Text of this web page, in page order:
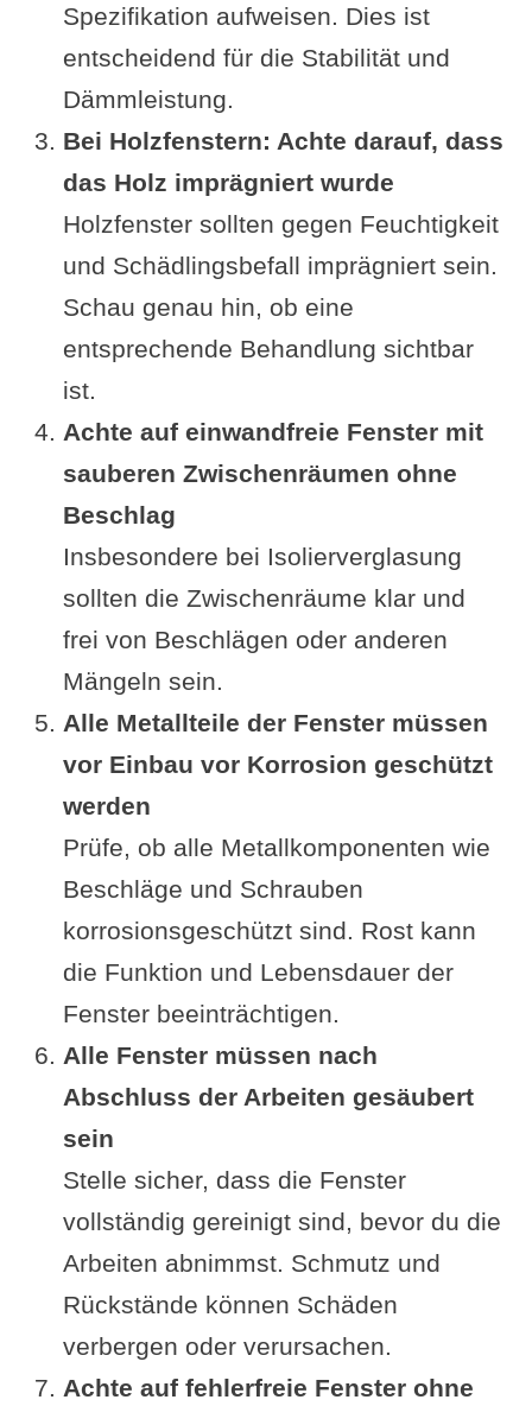
Spezifikation aufweisen. Dies ist
entscheidend für die Stabilität und
Dämmleistung.
Bei Holzfenstern: Achte darauf, dass
das Holz imprägniert wurde
Holzfenster sollten gegen Feuchtigkeit
und Schädlingsbefall imprägniert sein.
Schau genau hin, ob eine
entsprechende Behandlung sichtbar
ist.
Achte auf einwandfreie Fenster mit
sauberen Zwischenräumen ohne
Beschlag
Insbesondere bei Isolierverglasung
sollten die Zwischenräume klar und
frei von Beschlägen oder anderen
Mängeln sein.
Alle Metallteile der Fenster müssen
vor Einbau vor Korrosion geschützt
werden
Prüfe, ob alle Metallkomponenten wie
Beschläge und Schrauben
korrosionsgeschützt sind. Rost kann
die Funktion und Lebensdauer der
Fenster beeinträchtigen.
Alle Fenster müssen nach
Abschluss der Arbeiten gesäubert
sein
Stelle sicher, dass die Fenster
vollständig gereinigt sind, bevor du die
Arbeiten abnimmst. Schmutz und
Rückstände können Schäden
verbergen oder verursachen.
Achte auf fehlerfreie Fenster ohne